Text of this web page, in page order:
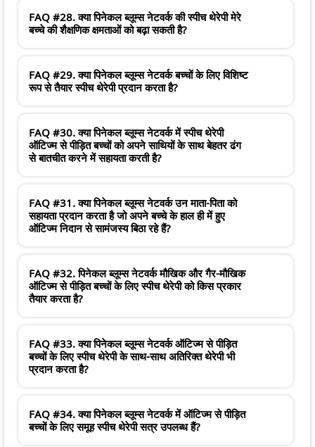
FAQ #28. क्या पिनेकल ब्लूम्स नेटवर्क की स्पीच थेरेपी मेरे
बच्चे की शैक्षणिक क्षमताओं को बढ़ा सकती है?
FAQ #29. क्या पिनेकल ब्लूम्स नेटवर्क बच्चों के लिए विशिष्ट
रूप से तैयार स्पीच थेरेपी प्रदान करता है?
FAQ #30. क्या पिनेकल ब्लूम्स नेटवर्क में स्पीच थेरेपी
ऑटिज्म से पीड़ित बच्चों को अपने साथियों के साथ बेहतर ढंग
से बातचीत करने में सहायता करती है?
FAQ #31. क्या पिनेकल ब्लूम्स नेटवर्क उन माता-पिता को
सहायता प्रदान करता है जो अपने बच्चे के हाल ही में हुए
ऑटिज्म निदान से सामंजस्य बिठा रहे हैं?
FAQ #32. पिनेकल ब्लूम्स नेटवर्क मौखिक और गैर-मौखिक
ऑटिज्म से पीड़ित बच्चों के लिए स्पीच थेरेपी को किस प्रकार
तैयार करता है?
FAQ #33. क्या पिनेकल ब्लूम्स नेटवर्क ऑटिज्म से पीड़ित
बच्चों के लिए स्पीच थेरेपी के साथ-साथ अतिरिक्त थेरेपी भी
प्रदान करता है?
FAQ #34. क्या पिनेकल ब्लूम्स नेटवर्क में ऑटिज्म से पीड़ित
बच्चों के लिए समूह स्पीच थेरेपी सत्र उपलब्ध हैं?